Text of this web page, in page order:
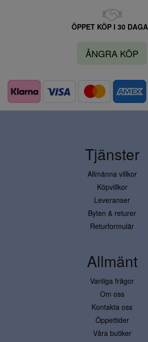
ÖPPET KÖP I 30
ÅNGRA KÖP
Tjänster
Allmänna villkor
Köpvillkor
Leveranser
Byten & returer
Returformulär
Allmänt
Vanliga frågor
Om oss
Kontakta oss
Öppettider
Våra butiker